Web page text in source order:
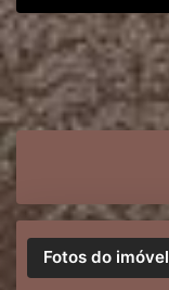
Fotos do imóvel